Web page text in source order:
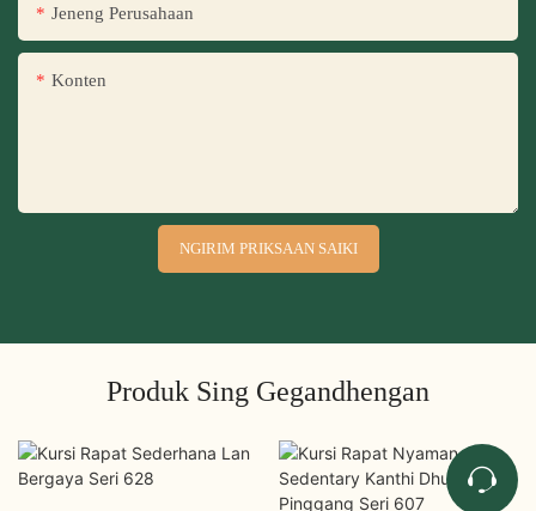
Jeneng Perusahaan
Konten
NGIRIM PRIKSAAN SAIKI
Produk Sing Gegandhengan